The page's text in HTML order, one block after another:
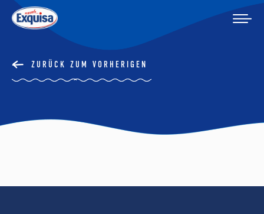
ZURÜCK ZUM VORHERIGEN